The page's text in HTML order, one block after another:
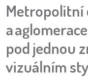
Metropolitní
a
pod jednou
vizuálním